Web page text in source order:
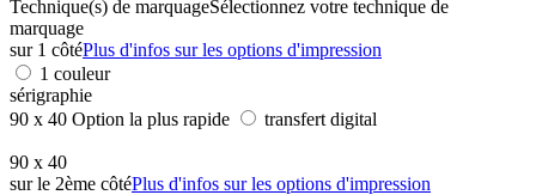
Technique(s) de marquageSélectionnez votre technique de
marquage
sur 1 côtéPlus d'infos sur les options d'impression
1 couleur
sérigraphie
90 x 40 Option la plus rapide transfert digital
90 x 40
sur le 2ème côtéPlus d'infos sur les options d'impression